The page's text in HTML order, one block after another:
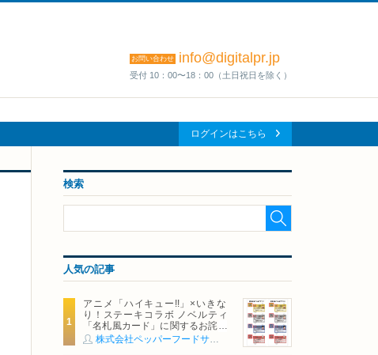
お問い合わせ info@digitalpr.jp
受付 10：00〜18：00（土日祝日を除く）
ログインはこちら
検索
人気の記事
アニメ「ハイキュー!!」×いきな
り！ステーキコラボ ノベルティ
「名札風カード」に関するお詫び
および交換対応についてのご案内